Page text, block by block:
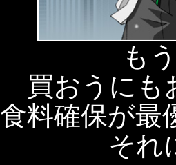
も
買おうにも
食料確保が最
それ